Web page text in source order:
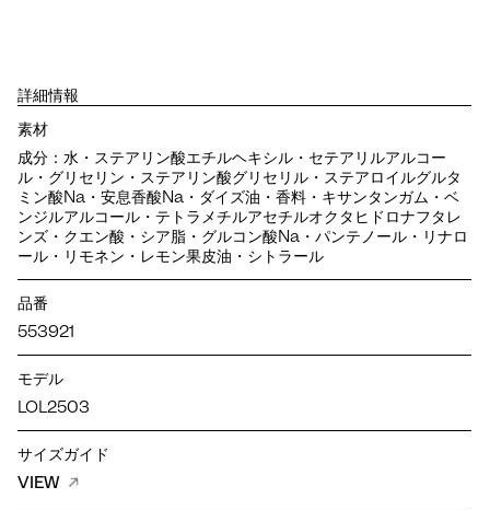
詳細情報
素材
成分：水・ステアリン酸エチルヘキシル・セテアリルアルコー
ル・グリセリン・ステアリン酸グリセリル・ステアロイルグルタ
ミン酸Na・安息香酸Na・ダイズ油・香料・キサンタンガム・ベ
ンジルアルコール・テトラメチルアセチルオクタヒドロナフタレ
ンズ・クエン酸・シア脂・グルコン酸Na・パンテノール・リナロ
ール・リモネン・レモン果皮油・シトラール
品番
553921
モデル
LOL2503
サイズガイド
VIEW